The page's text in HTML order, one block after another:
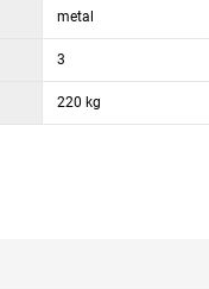
metal
3
220 kg